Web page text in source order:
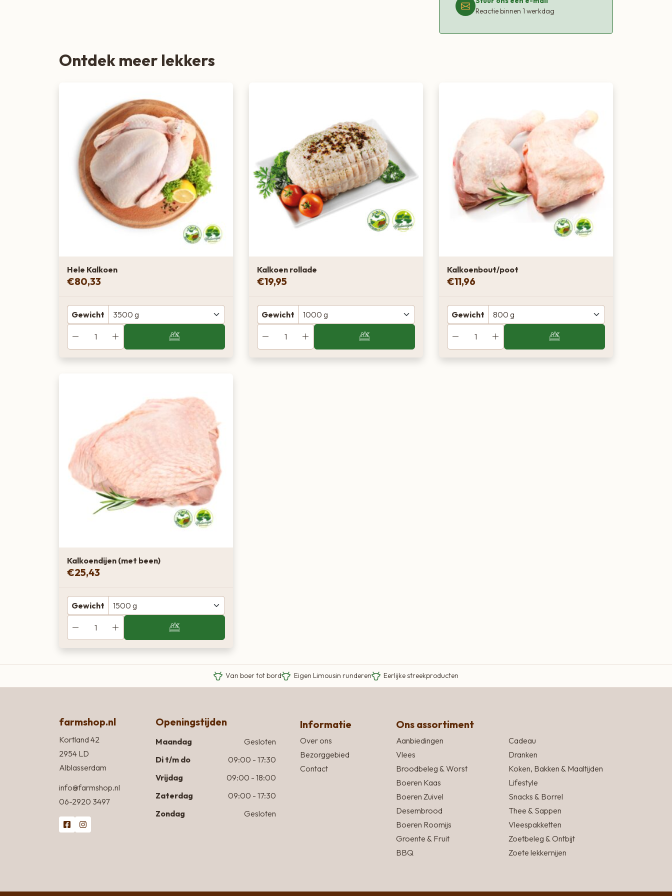
Reactie binnen 1 werkdag
Ontdek meer lekkers
Hele Kalkoen
€80,33
Gewicht
Kalkoen rollade
€19,95
Gewicht
Kalkoenbout/poot
€11,96
Gewicht
Kalkoendijen (met been)
€25,43
Gewicht
Van boer tot bord Eigen Limousin runderen Eerlijke streekproducten
farmshop.nl
Kortland 42
2954 LD
Alblasserdam
info@farmshop.nl
06-2920 3497
Openingstijden
Maandag
Gesloten
Di t/m do
09:00 - 17:30
Vrijdag
09:00 - 18:00
Zaterdag
09:00 - 17:30
Zondag
Gesloten
Informatie
Over ons
Bezorggebied
Contact
Ons assortiment
Aanbiedingen
Vlees
Broodbeleg & Worst
Boeren Kaas
Boeren Zuivel
Desembrood
Boeren Roomijs
Groente & Fruit
BBQ
Cadeau
Dranken
Koken, Bakken & Maaltijden
Lifestyle
Snacks & Borrel
Thee & Sappen
Vleespakketten
Zoetbeleg & Ontbijt
Zoete lekkernijen